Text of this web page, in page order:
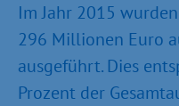
Im Jahr 2015
296 Millionen Euro
ausgeführt. Dies
Prozent der